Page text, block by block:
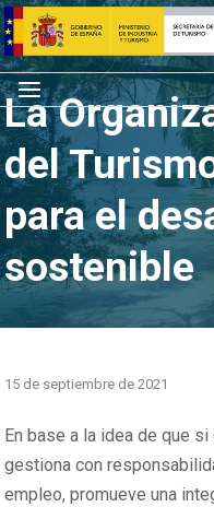
Saltar
al
contenido
Inicio
Menú
La
del
para el
sostenible
15 de septiembre de 2021
En base a la idea de que
gestiona con
empleo, promueve una